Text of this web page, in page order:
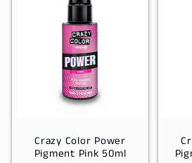
Crazy Color Power
Pigment Pink 50ml